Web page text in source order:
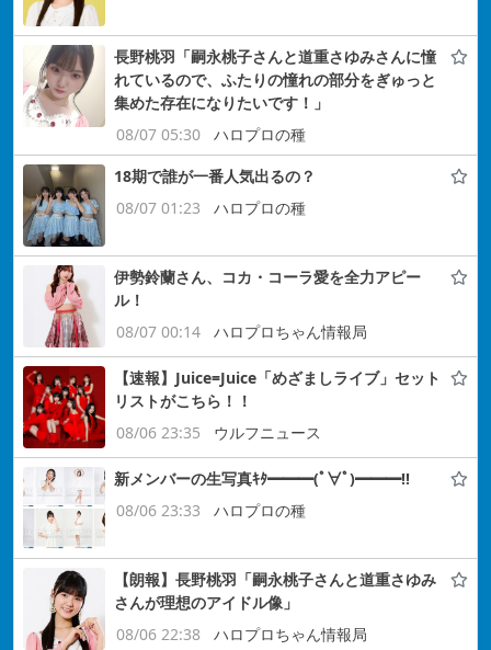
長野桃羽「嗣永桃子さんと道重さゆみさんに憧
れているので、ふたりの憧れの部分をぎゅっと
集めた存在になりたいです！」
08/07 05:30
ハロプロの種
18期で誰が一番人気出るの？
08/07 01:23
ハロプロの種
伊勢鈴蘭さん、コカ・コーラ愛を全力アピー
ル！
08/07 00:14
ハロプロちゃん情報局
【速報】Juice=Juice「めざましライブ」セット
リストがこちら！！
08/06 23:35
ウルフニュース
新メンバーの生写真ｷﾀ━━━(ﾟ∀ﾟ)━━━!!
08/06 23:33
ハロプロの種
【朗報】長野桃羽「嗣永桃子さんと道重さゆみ
さんが理想のアイドル像」
08/06 22:38
ハロプロちゃん情報局